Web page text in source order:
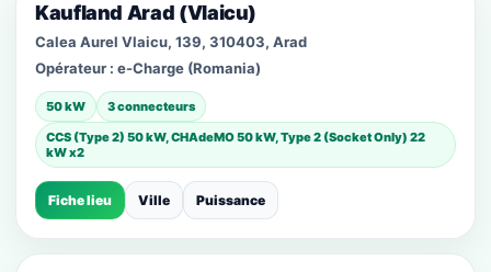
Kaufland Arad (Vlaicu)
Calea Aurel Vlaicu, 139, 310403, Arad
Opérateur : e-Charge (Romania)
50 kW
3 connecteurs
CCS (Type 2) 50 kW, CHAdeMO 50 kW, Type 2 (Socket Only) 22
kW x2
Fiche lieu Ville Puissance